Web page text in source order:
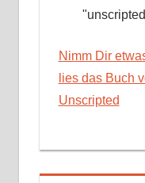
Nimm Dir
lies das Buch
Unscripted